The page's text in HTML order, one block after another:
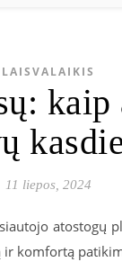
LAISVALAIKIS
11 liepos, 2024
atostogų
komfortą